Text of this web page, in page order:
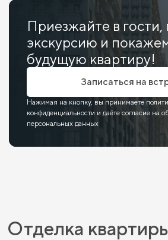
Приезжайте в гости,
экскурсию и
будущую квартиру!
Записаться на
Нажимая на кнопку, вы принимаете
конфиденциальности и даёте согласие на
персональных данных
Отделка